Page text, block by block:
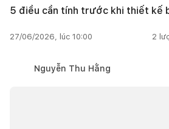
5 điều cần tính trước khi thiết kế
27/06/2026, lúc 10:00 2
Nguyễn Thu Hằng